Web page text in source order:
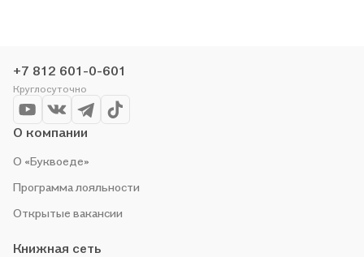
+7 812 601-0-601
Круглосуточно
О компании
О «Буквоеде»
Программа лояльности
Открытые вакансии
Книжная сеть